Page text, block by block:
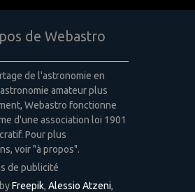
de Webastro
de l'astronomie en
amateur plus
Webastro fonctionne
d'une association loi 1901
Pour plus
voir "à propos".
de publicité
Freepik, Alessio Atzeni,